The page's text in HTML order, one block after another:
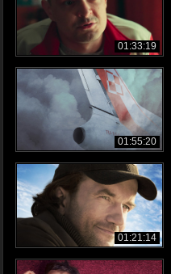
01:33:19
01:55:20
01:21:14